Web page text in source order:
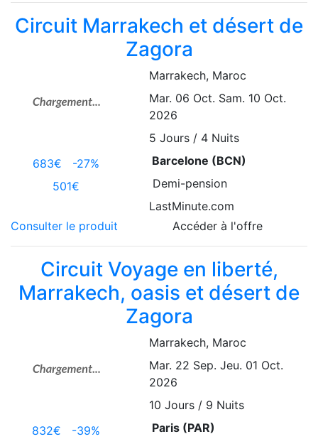
Circuit Marrakech et désert de
Zagora
683€ -27%
501€
Marrakech, Maroc
Mar. 06 Oct. Sam. 10 Oct.
2026
5 Jours / 4 Nuits
Barcelone (BCN)
Demi-pension
LastMinute.com
Consulter le produit
Accéder à l'offre
Circuit Voyage en liberté,
Marrakech, oasis et désert de
Zagora
832€ -39%
Marrakech, Maroc
Mar. 22 Sep. Jeu. 01 Oct.
2026
10 Jours / 9 Nuits
Paris (PAR)